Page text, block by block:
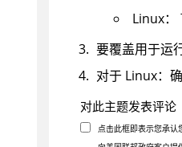
Linux：
要覆盖用于运
对于 Linux：
对此主题发表评论
点击此框即表示您承认